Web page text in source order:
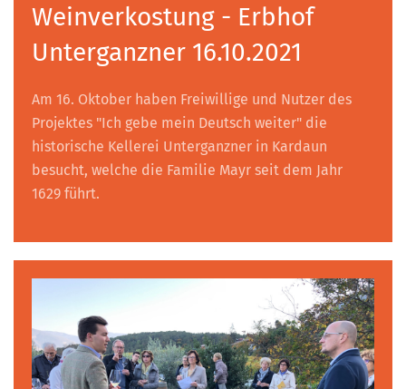
Weinverkostung - Erbhof
Unterganzner 16.10.2021
Am 16. Oktober haben Freiwillige und Nutzer des
Projektes "Ich gebe mein Deutsch weiter" die
historische Kellerei Unterganzner in Kardaun
besucht, welche die Familie Mayr seit dem Jahr
1629 führt.